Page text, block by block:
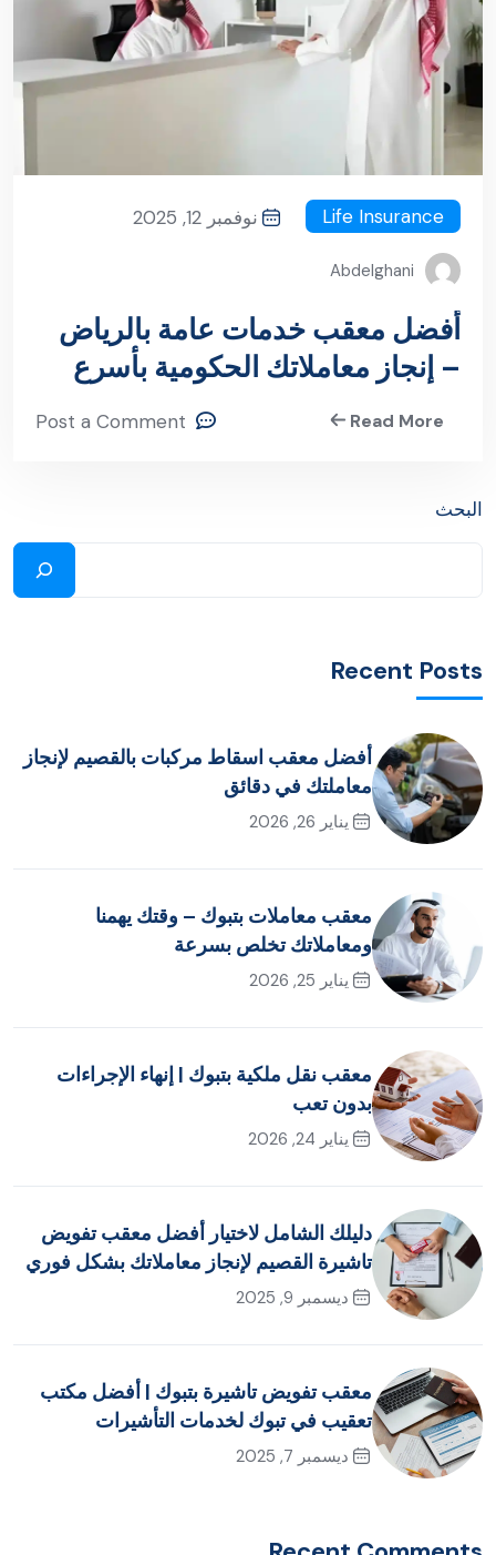
Life Insurance نوفمبر 12, 2025
Abdelghani
أفضل معقب خدمات عامة بالرياض
– إنجاز معاملاتك الحكومية بأسرع
وقت
Read More
Post a Comment
البحث
Recent Posts
أفضل معقب اسقاط مركبات بالقصيم لإنجاز
معاملتك في دقائق
يناير 26, 2026
معقب معاملات بتبوك – وقتك يهمنا
ومعاملاتك تخلص بسرعة
يناير 25, 2026
معقب نقل ملكية بتبوك | إنهاء الإجراءات
بدون تعب
يناير 24, 2026
دليلك الشامل لاختيار أفضل معقب تفويض
تاشيرة القصيم لإنجاز معاملاتك بشكل فوري
ديسمبر 9, 2025
معقب تفويض تاشيرة بتبوك | أفضل مكتب
تعقيب في تبوك لخدمات التأشيرات
ديسمبر 7, 2025